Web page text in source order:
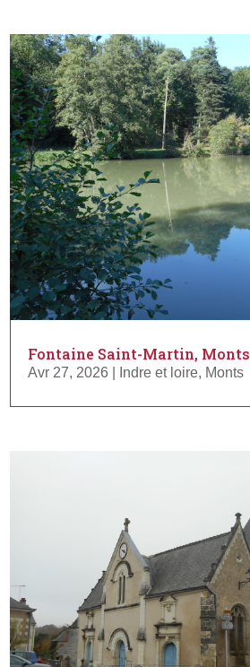
Fontaine Saint-Martin, Monts
Avr 27, 2026 Indre et loire, Monts